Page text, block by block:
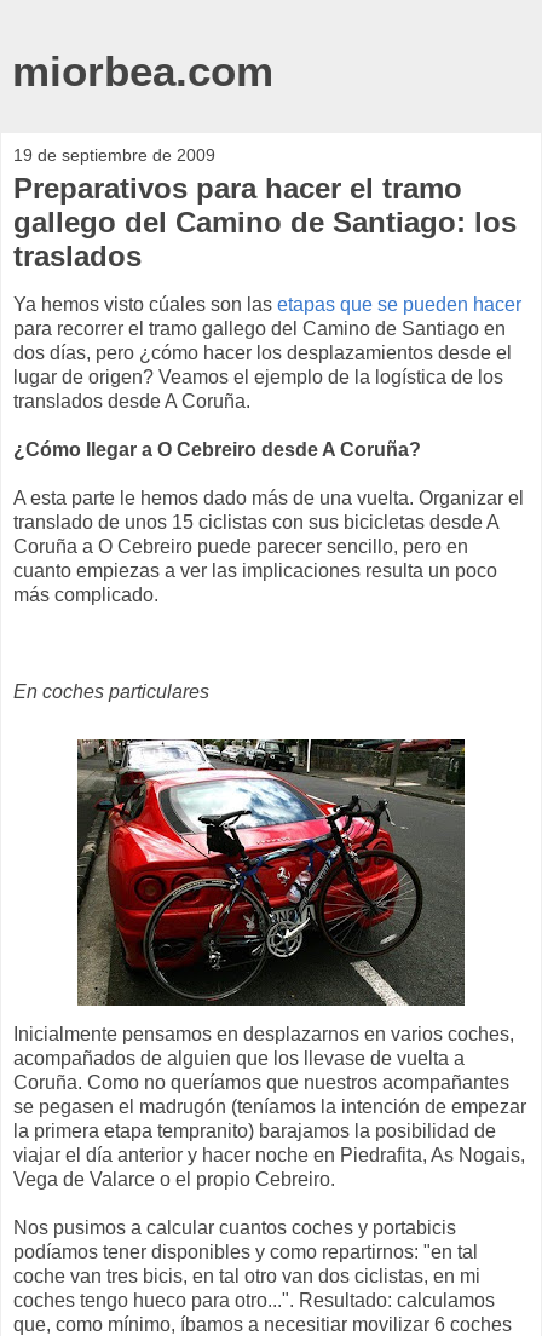
miorbea.com
19 de septiembre de 2009
Preparativos para hacer el tramo
gallego del Camino de Santiago: los
traslados
Ya hemos visto cúales son las etapas que se pueden hacer
para recorrer el tramo gallego del Camino de Santiago en
dos días, pero ¿cómo hacer los desplazamientos desde el
lugar de origen? Veamos el ejemplo de la logística de los
translados desde A Coruña.
¿Cómo llegar a O Cebreiro desde A Coruña?
A esta parte le hemos dado más de una vuelta. Organizar el
translado de unos 15 ciclistas con sus bicicletas desde A
Coruña a O Cebreiro puede parecer sencillo, pero en
cuanto empiezas a ver las implicaciones resulta un poco
más complicado.
En coches particulares
Inicialmente pensamos en desplazarnos en varios coches,
acompañados de alguien que los llevase de vuelta a
Coruña. Como no queríamos que nuestros acompañantes
se pegasen el madrugón (teníamos la intención de empezar
la primera etapa tempranito) barajamos la posibilidad de
viajar el día anterior y hacer noche en Piedrafita, As Nogais,
Vega de Valarce o el propio Cebreiro.
Nos pusimos a calcular cuantos coches y portabicis
podíamos tener disponibles y como repartirnos: "en tal
coche van tres bicis, en tal otro van dos ciclistas, en mi
coches tengo hueco para otro...". Resultado: calculamos
que, como mínimo, íbamos a necesitiar movilizar 6 coches